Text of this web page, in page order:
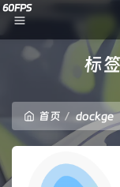
标
首页 dockge